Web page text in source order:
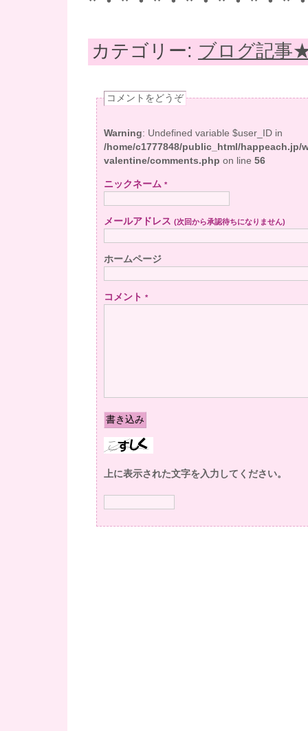
カテゴリー: ブログ記事
コメントをどうぞ
Warning
: Undefined variable $user_ID in
/home/c1777848/public_html/happeach.jp/
valentine/comments.php on line 56
ニックネーム *
メールアドレス (次回から承認待ちになりません)
ホームページ
コメント *
上に表示された文字を入力してください。